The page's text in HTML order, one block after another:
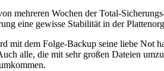
mehreren Wochen der Total-
eine gewisse Stabilität in der
mit dem Folge-Backup seine liebe Not
alle, die mit sehr großen Dateien